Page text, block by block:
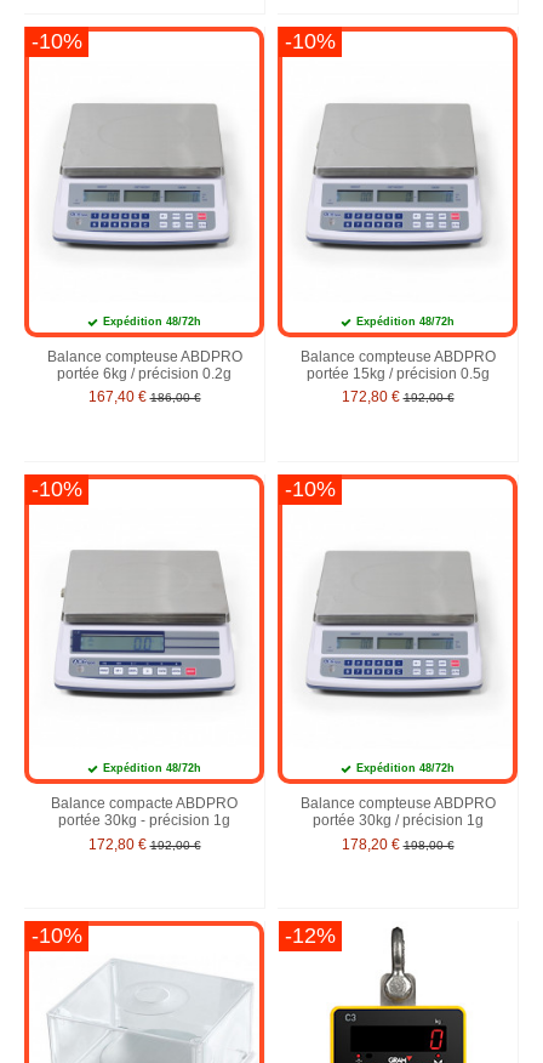
-10%
Expédition 48/72h
Balance compteuse ABDPRO
portée 6kg / précision 0.2g
167,40 € 186,00 €
-10%
Expédition 48/72h
Balance compteuse ABDPRO
portée 15kg / précision 0.5g
172,80 € 192,00 €
-10%
Expédition 48/72h
Balance compacte ABDPRO
portée 30kg - précision 1g
172,80 € 192,00 €
-10%
Expédition 48/72h
Balance compteuse ABDPRO
portée 30kg / précision 1g
178,20 € 198,00 €
-10% -12%